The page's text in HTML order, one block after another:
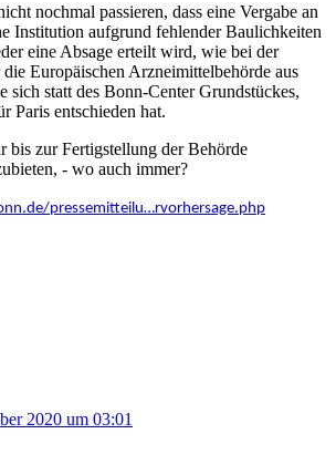
nochmal passieren, dass eine Vergabe an
Institution aufgrund fehlender Baulichkeiten
eine Absage erteilt wird, wie bei der
Europäischen Arzneimittelbehörde aus
sich statt des Bonn-Center Grundstückes,
Paris entschieden hat.
bis zur Fertigstellung der Behörde
- wo auch immer?
pressemitteilu…rvorhersage.php
2020 um 03:01